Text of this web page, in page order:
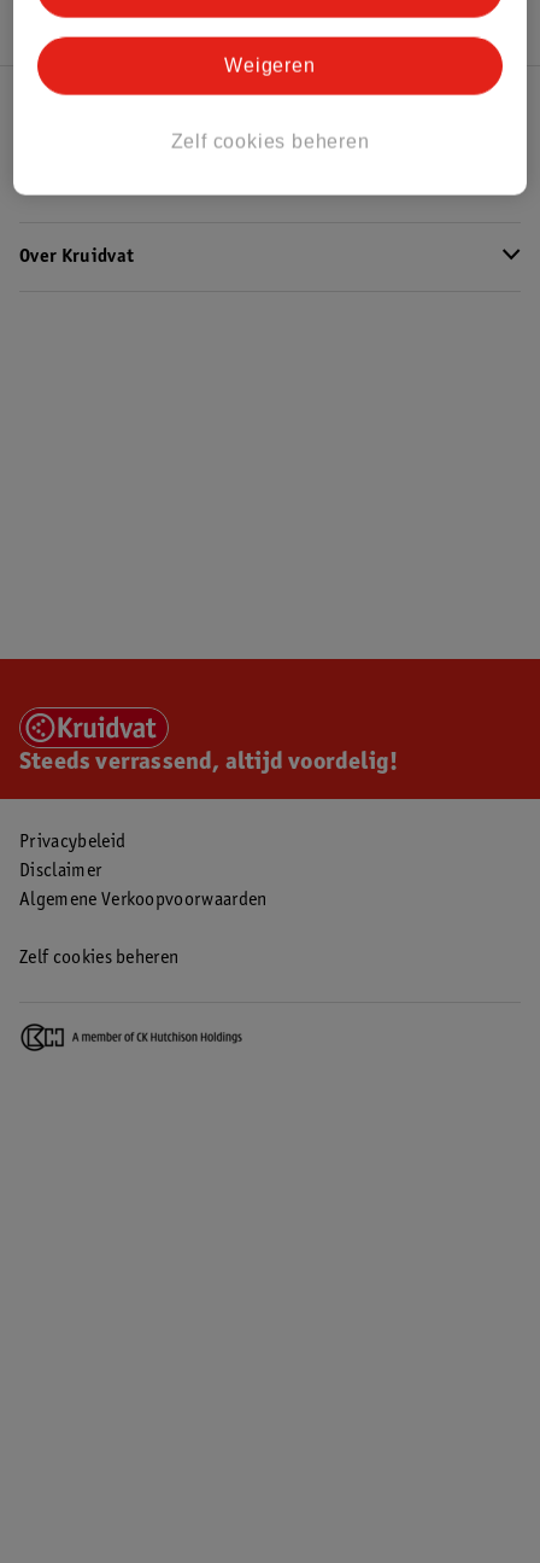
Over Kruidvat
Steeds verrassend, altijd voordelig!
Privacybeleid
Disclaimer
Algemene Verkoopvoorwaarden
Zelf cookies beheren
Zelf cookies beheren
Weigeren